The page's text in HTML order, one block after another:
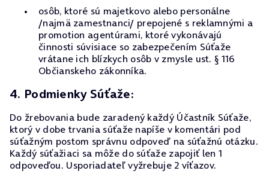
osôb, ktoré sú majetkovo alebo personálne
/najmä zamestnanci/ prepojené s reklamnými a
promotion agentúrami, ktoré vykonávajú
činnosti súvisiace so zabezpečením Súťaže
vrátane ich blízkych osôb v zmysle ust. § 116
Občianskeho zákonníka.
4. Podmienky Súťaže:
Do žrebovania bude zaradený každý Účastník Súťaže,
ktorý v dobe trvania súťaže napíše v komentári pod
súťažným postom správnu odpoveď na súťažnú otázku.
Každý súťažiaci sa môže do súťaže zapojiť len 1
odpoveďou. Usporiadateľ vyžrebuje 2 víťazov.